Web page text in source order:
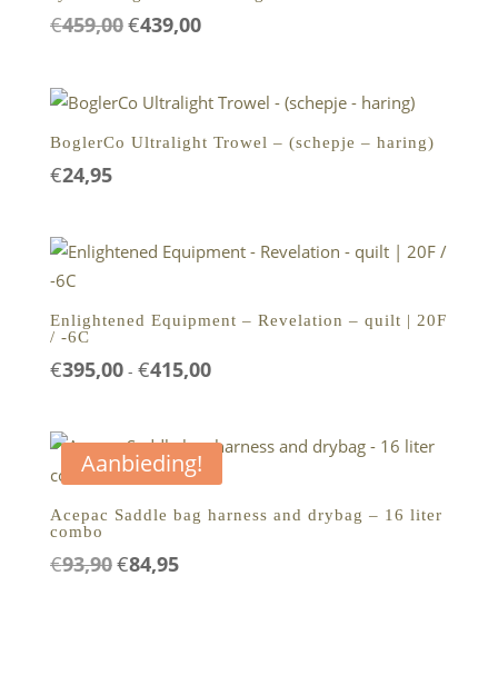
€459,00 Oorspronkelijke
€459,00.
€439,00Huidige
€439,00.
BoglerCo Ultralight Trowel – (schepje – haring)
€24,95
Enlightened Equipment – Revelation – quilt | 20F
/ -6C
€395,00 - €415,00Prijsklasse:
€415,00
Aanbieding!
Acepac Saddle bag harness and drybag – 16 liter
combo
€93,90 Oorspronkelijke
€84,95Huidige